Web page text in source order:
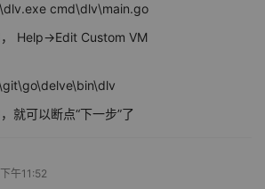
cmd\dlv\main.go
Help->Edit Custom VM
就可以断点“下一步”了
午11:52